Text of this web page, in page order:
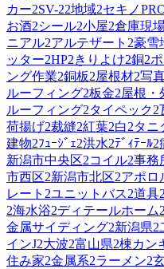
カー2SV-22地域2セキノ
お酒2シール2小屋2倉庫現
ニアル2アルテザート 2豪雪
ッター2HP2きりよけ2銅2
ング作業2銅板2屋根材2写
ルーフィング2板金2屋根・
ルーフィング2タイペック2
荷揚げ2裁縫2紅葉2白2タニ
建物2ﾌｭｰｼﾞｪ2洪水2ﾃﾞｨﾃｰﾙ2
新潟市中央区2コイル2事務
市西区2新潟市北区2アポロ
レート 2ユニットバス2道具2
2海水浴2ディテールホーム2
金属サイディング2新潟県2
インJ2大波2富山県2棟カン
住み家2金属系2ラーメン2